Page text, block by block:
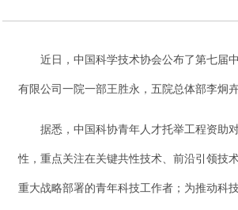
近日，中国科学技术协会公布了第七届
有限公司一院一部王胜永，五院总体部李炯
据悉，中国科协青年人才托举工程资助
性，重点关注在关键共性技术、前沿引领技
重大战略部署的青年科技工作者；为推动科